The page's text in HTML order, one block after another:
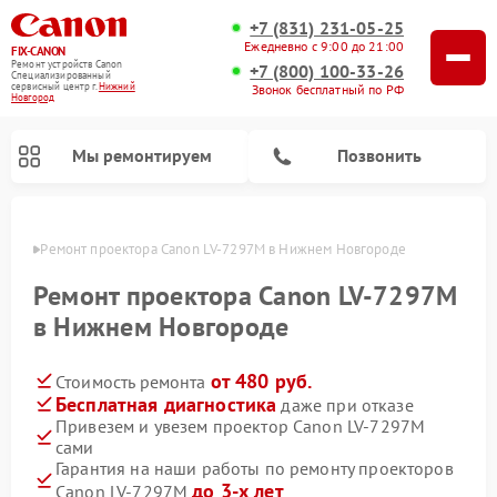
FIX-CANON
Ремонт устройств Canon
Специализированный
cервисный центр г.Нижний
Новгород
+7 (831) 231-05-25
Ежедневно с 9:00 до 21:00
+7 (800) 100-33-26
Звонок бесплатный по РФ
Мы ремонтируем Позвонить
Ремонт проектора Canon LV-7297M в Нижнем Новгороде
Ремонт проектора Canon LV-7297M
в Нижнем Новгороде
Стоимость ремонта от 480 руб.
Бесплатная диагностика даже при отказе
Привезем и увезем проектор Canon LV-7297M
сами
Гарантия на наши работы по ремонту проекторов
Canon LV-7297Mдо 3-х лет